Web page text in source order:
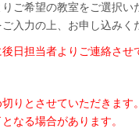
ご希望の教室をご選択
入力の上、お申し込みく
日担当者よりご連絡させ
りとさせていただきます。
なる場合があります。